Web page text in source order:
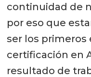
continuidad de
por eso que
ser los primeros
certificación en
resultado de